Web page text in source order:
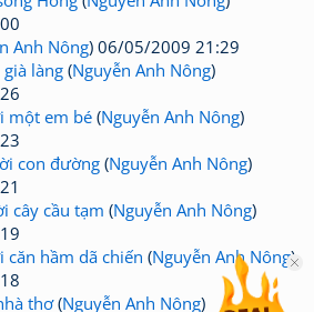
Anh Nông) 06/05/2009 21:29
già làng (Nguyễn Anh Nông)
một em bé (Nguyễn Anh Nông)
con đường (Nguyễn Anh Nông)
cây cầu tạm (Nguyễn Anh Nông)
căn hầm dã chiến (Nguyễn Anh Nông)
thơ(Nguyễn Anh Nông)